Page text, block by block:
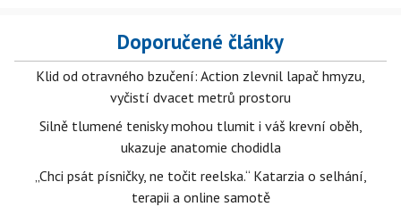
Doporučené články
Klid od otravného bzučení: Action zlevnil lapač hmyzu,
vyčistí dvacet metrů prostoru
Silně tlumené tenisky mohou tlumit i váš krevní oběh,
ukazuje anatomie chodidla
„Chci psát písničky, ne točit reelska.“ Katarzia o selhání,
terapii a online samotě